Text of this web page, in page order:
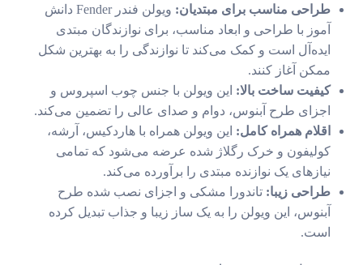
طراحی مناسب برای مبتدیان:
ویولن فندر Fender دانش
آموز با طراحی و ابعاد مناسب، برای نوازندگان مبتدی
ایده‌آل است و کمک می‌کند تا نوازندگی را به بهترین شکل
ممکن آغاز کنند.
کیفیت ساخت بالا:این ویولن با جنس چوب اسپروس و
اجزای طرح آبنوس، دوام و صدای عالی را تضمین می‌کند.
اقلام همراه کامل:این ویولن همراه با هاردکیس، آرشه،
کولیفون و خرک رگلاژ شده عرضه می‌شود که تمامی
نیازهای یک نوازنده مبتدی را برآورده می‌کند.
طراحی زیبا:تاندورا مشکی و اجزای نصب شده طرح
آبنوس، این ویولن را به یک ساز زیبا و جذاب تبدیل کرده
است.